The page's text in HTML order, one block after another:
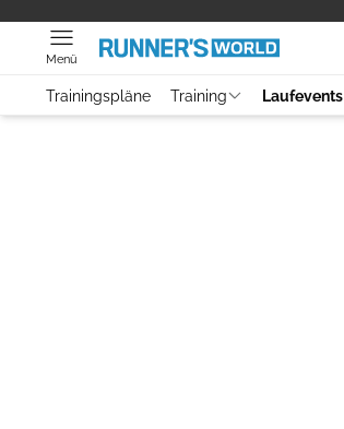
Menü
Trainingspläne Training Laufevents